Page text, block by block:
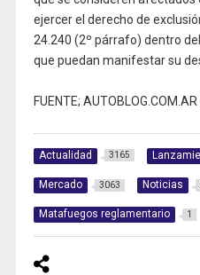
ejercer el derecho de
24.240 (2º párrafo) dentro
que puedan manifestar su
FUENTE;
Actualidad 3165
Mercado 3063 Noticias
Matafuegos reglamentario 1